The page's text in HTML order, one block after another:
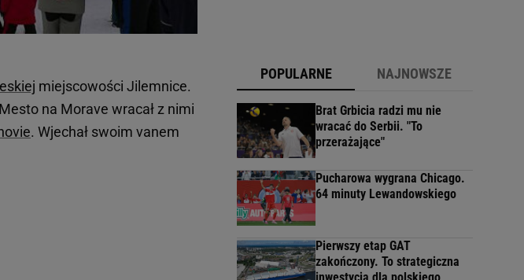
miejscowości Jilemnice.
na Morave wracał z nimi
. Wjechał swoim vanem
POPULARNE NAJNOWSZE
Brat Grbicia radzi mu nie
wracać do Serbii. "To
przerażające"
Pucharowa wygrana Chicago.
64 minuty Lewandowskiego
Pierwszy etap GAT
zakończony. To strategiczna
inwestycja dla polskiego